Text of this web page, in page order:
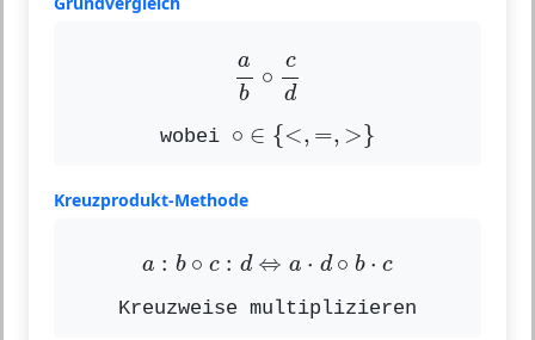
a
b
∘
c
d
ab cd
wobei ∘ ∈ {<, =, >}
∈{ < , >}
Kreuzprodukt-Methode
a : b ∘ c : d ⇔ a ⋅ d ∘ b ⋅ c
a : b ∘c :d ⇔a ⋅ ∘b ⋅c
Kreuzweise multiplizieren